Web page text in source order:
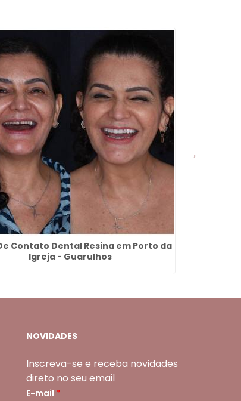
Contato Dental Resina em Porto da
Igreja - Guarulhos
NOVIDADES
Inscreva-se e receba novidades
direto no seu email
E-mail *